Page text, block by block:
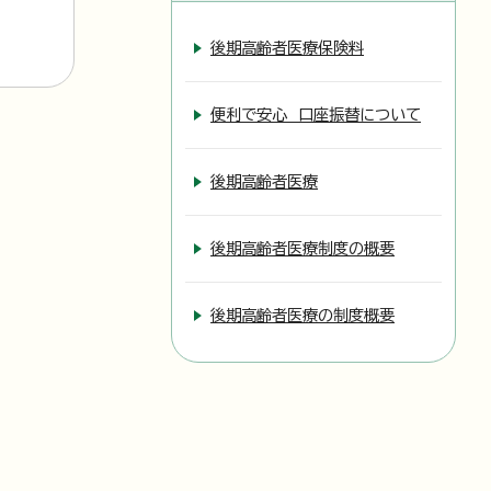
後期高齢者医療保険料
便利で安心 口座振替について
後期高齢者医療
後期高齢者医療制度の概要
後期高齢者医療の制度概要